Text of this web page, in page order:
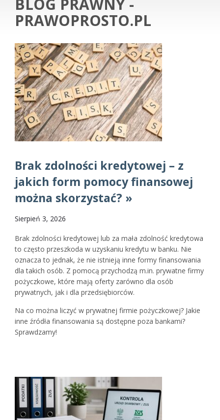
BLOG PRAWNY -
PRAWOPROSTO.PL
Brak zdolności kredytowej – z
jakich form pomocy finansowej
można skorzystać? »
Sierpień 3, 2026
Brak zdolności kredytowej lub za mała zdolność kredytowa
to często przeszkoda w uzyskaniu kredytu w banku. Nie
oznacza to jednak, że nie istnieją inne formy finansowania
dla takich osób. Z pomocą przychodzą m.in. prywatne firmy
pożyczkowe, które mają oferty zarówno dla osób
prywatnych, jak i dla przedsiębiorców.
Na co można liczyć w prywatnej firmie pożyczkowej? Jakie
inne źródła finansowania są dostępne poza bankami?
Sprawdzamy!